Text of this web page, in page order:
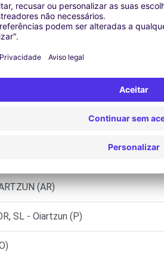
Agências
(AR)
SL - Oiartzun (P)